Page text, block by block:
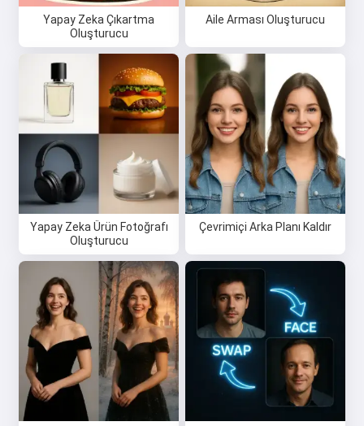
Yapay Zeka Çıkartma
Oluşturucu
Aile Arması Oluşturucu
Yapay Zeka Ürün Fotoğrafı
Oluşturucu
Çevrimiçi Arka Planı Kaldır
Şarkılar oluşturabilir, şiirler ve
tebrikler yazabilirim 🥰
Ücretsiz dene
Kabul ediyorum: